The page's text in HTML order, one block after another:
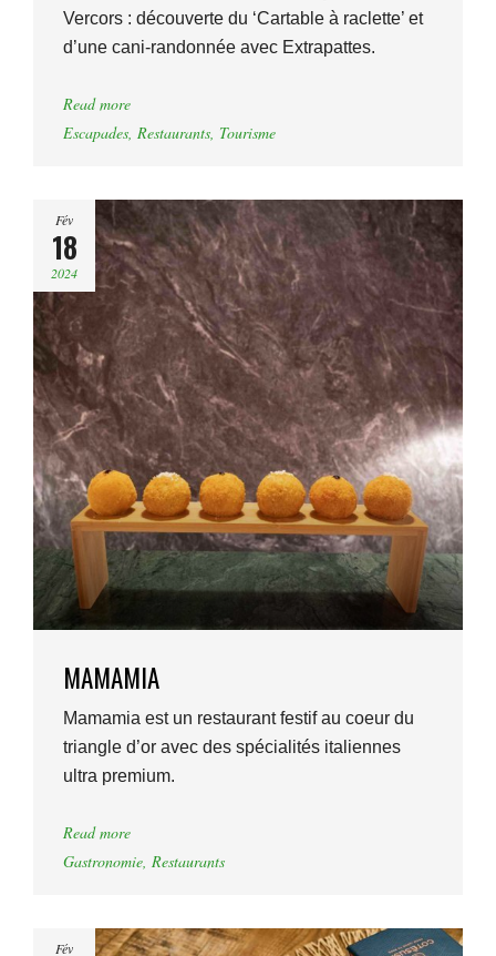
Vercors : découverte du ‘Cartable à raclette’ et
d’une cani-randonnée avec Extrapattes.
Read more
Escapades, Restaurants, Tourisme
Fév
18
2024
MAMAMIA
Mamamia est un restaurant festif au coeur du
triangle d’or avec des spécialités italiennes
ultra premium.
Read more
Gastronomie, Restaurants
Fév